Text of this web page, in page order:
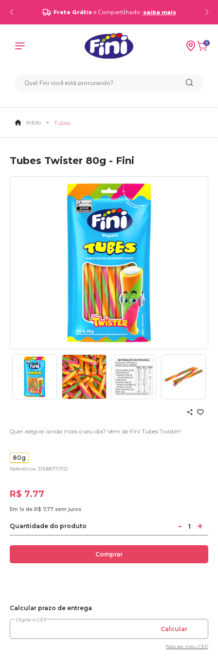
Frete Grátis e Compartilhado: saiba mais
0
Início Tubes
Tubes Twister 80g - Fini
Quer alegrar ainda mais o seu dia? Vem de Fini Tubes Twister!
80g
Referência: 311080T11702
R$ 7.77
Em 1x de R$ 7,77 sem juros
Quantidade do produto - +
Comprar
Calcular prazo de entrega
Digite o CEP
Calcular
Não sei meu CEP